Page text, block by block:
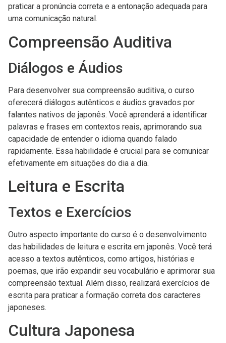
praticar a pronúncia correta e a entonação adequada para
uma comunicação natural.
Compreensão Auditiva
Diálogos e Áudios
Para desenvolver sua compreensão auditiva, o curso
oferecerá diálogos autênticos e áudios gravados por
falantes nativos de japonês. Você aprenderá a identificar
palavras e frases em contextos reais, aprimorando sua
capacidade de entender o idioma quando falado
rapidamente. Essa habilidade é crucial para se comunicar
efetivamente em situações do dia a dia.
Leitura e Escrita
Textos e Exercícios
Outro aspecto importante do curso é o desenvolvimento
das habilidades de leitura e escrita em japonês. Você terá
acesso a textos autênticos, como artigos, histórias e
poemas, que irão expandir seu vocabulário e aprimorar sua
compreensão textual. Além disso, realizará exercícios de
escrita para praticar a formação correta dos caracteres
japoneses.
Cultura Japonesa